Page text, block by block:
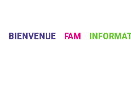
MAIN NAVIGATION
BIENVENUE FAM